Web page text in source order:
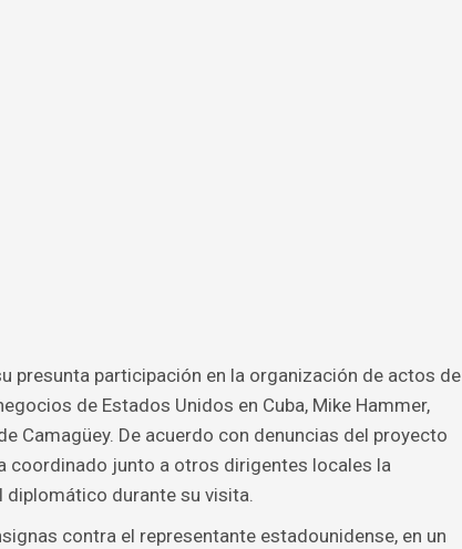
presunta participación en la organización de actos de
de Estados Unidos en Cuba, Mike Hammer,
Camagüey. De acuerdo con denuncias del proyecto
coordinado junto a otros dirigentes locales la
durante su visita.
contra el representante estadounidense, en un